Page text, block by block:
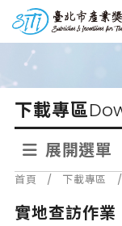
到
內
台北市產業獎勵補
下載專區
展開選單
首頁 / 下載專區 /
實地查訪作業